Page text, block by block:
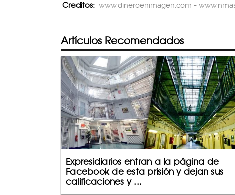
Creditos: www.dineroenimagen.com -
Artículos Recomendados
Expresidiarios entran a la página de
Facebook de esta prisión y dejan sus
calificaciones y ...